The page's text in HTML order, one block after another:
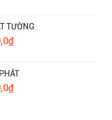
1.200.000,0₫.
TƯỜNG
₫
₫